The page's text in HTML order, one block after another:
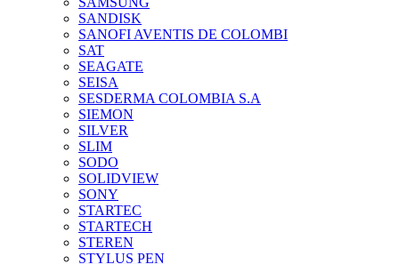
SANDISK
SANOFI AVENTIS DE COLOMBI
SAT
SEAGATE
SEISA
SESDERMA COLOMBIA S.A
SIEMON
SILVER
SLIM
SODO
SOLIDVIEW
SONY
STARTEC
STARTECH
STEREN
STYLUS PEN